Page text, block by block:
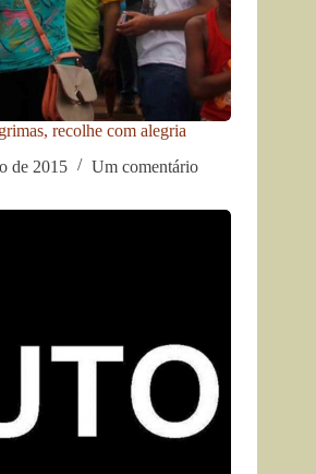
recolhe com alegria
de 2015
Um comentário